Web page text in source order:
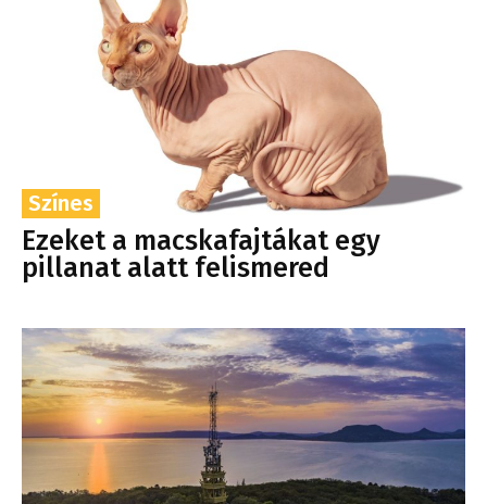
Színes
Ezeket a macskafajtákat egy
pillanat alatt felismered